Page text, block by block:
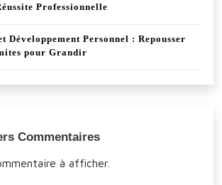
Professionnelle
Développement Personnel : Repousser
pour Grandir
Commentaires
à afficher.